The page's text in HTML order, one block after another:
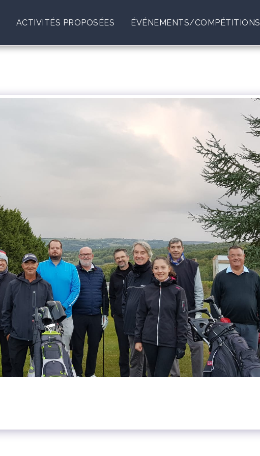
ACTIVITÉS PROPOSÉES ÉVÉNEMENTS/COMPÉTITIONS